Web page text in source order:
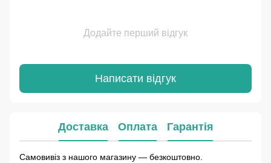
Додайте перший відгук
Написати відгук
Доставка Оплата Гарантія
Самовивіз з нашого магазину — безкоштовно.